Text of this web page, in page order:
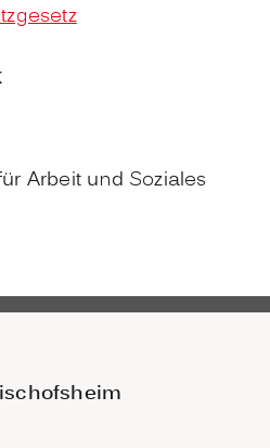
Arbeit und Soziales